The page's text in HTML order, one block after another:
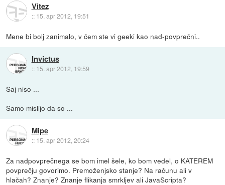
Vitez
:: 15. apr 2012, 19:51
Mene bi bolj zanimalo, v čem ste vi geeki kao nad-povprečni..
Invictus
:: 15. apr 2012, 19:59
Saj niso ...
Samo mislijo da so ...
Mipe
:: 15. apr 2012, 20:24
Za nadpovprečnega se bom imel šele, ko bom vedel, o KATEREM
povprečju govorimo. Premoženjsko stanje? Na računu ali v
hlačah? Znanje? Znanje flikanja smrkljev ali JavaScripta?